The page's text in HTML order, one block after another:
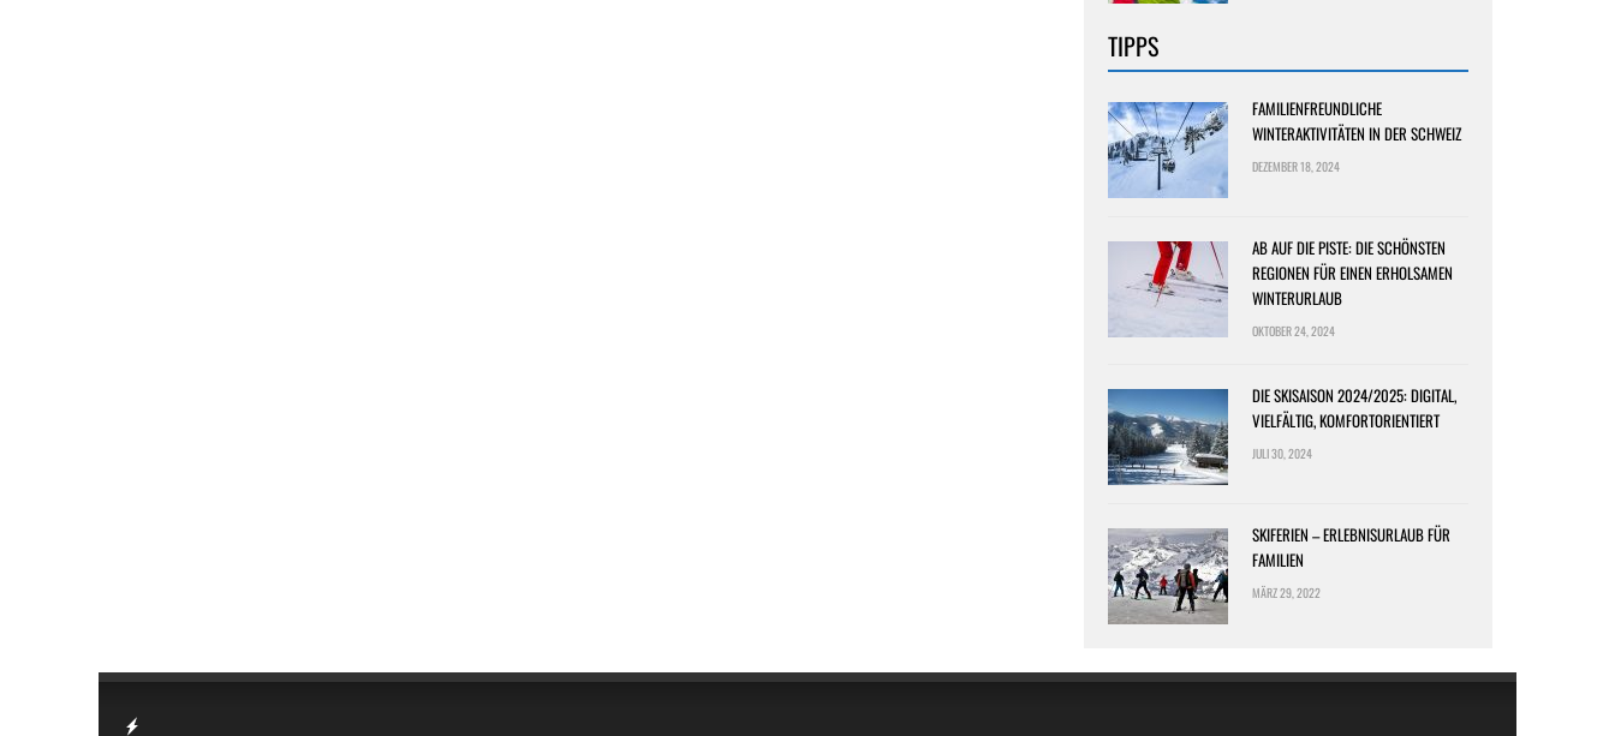
TIPPS
FAMILIENFREUNDLICHE
WINTERAKTIVITÄTEN IN DER SCHWEIZ
DEZEMBER 18, 2024
AB AUF DIE PISTE: DIE SCHÖNSTEN
REGIONEN FÜR EINEN ERHOLSAMEN
WINTERURLAUB
OKTOBER 24, 2024
DIE SKISAISON 2024/2025: DIGITAL,
VIELFÄLTIG, KOMFORTORIENTIERT
JULI 30, 2024
SKIFERIEN – ERLEBNISURLAUB FÜR
FAMILIEN
MÄRZ 29, 2022